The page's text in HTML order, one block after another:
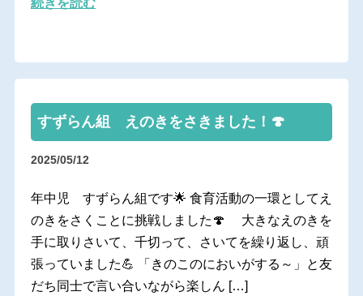
すずらん組 えのきをさきました！🍄
2025/05/12
年中児 すずらん組です🌟 食育活動の一環としてえ
のきをさくことに挑戦しました🍄 大きなえのきを
手に取りさいて、千切って、さいてを繰り返し、頑
張っていました💪 「きのこのにおいがする～」と友
だち同士で言い合いながら楽しん […]